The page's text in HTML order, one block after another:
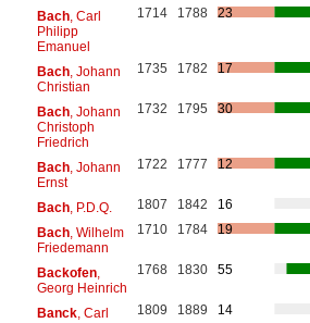
Bach, Carl
Philipp
Emanuel
1714 1788 23
Bach, Johann
Christian
1735 1782 17
Bach, Johann
Christoph
Friedrich
1732 1795 30
Bach, Johann
Ernst
1722 1777 12
Bach, P.D.Q. 1807 1842
16
Bach, Wilhelm
Friedemann
1710 1784 19
Backofen,
Georg Heinrich
1768 1830 55
Banck, Carl 1809 1889
14